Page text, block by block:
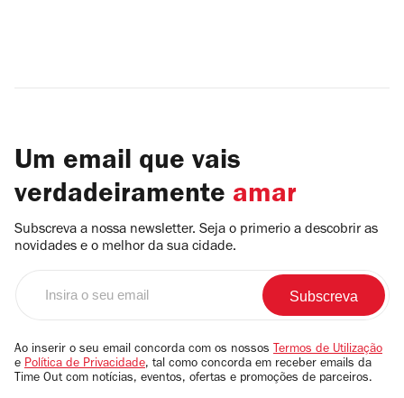
Um email que vais
verdadeiramente amar
Subscreva a nossa newsletter. Seja o primerio a descobrir as
novidades e o melhor da sua cidade.
email
Ao inserir o seu email concorda com os nossos Termos de Utilização
e Política de Privacidade, tal como concorda em receber emails da
Time Out com notícias, eventos, ofertas e promoções de parceiros.